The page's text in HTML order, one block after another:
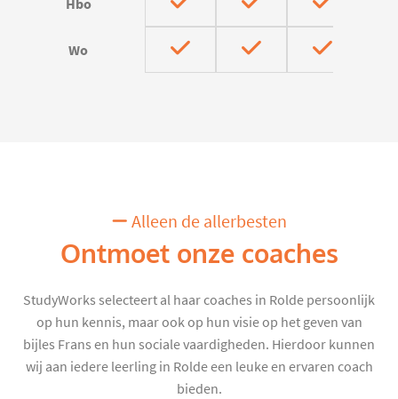
Hbo
Wo
Alleen de allerbesten
Ontmoet onze coaches
StudyWorks selecteert al haar coaches in Rolde persoonlijk
op hun kennis, maar ook op hun visie op het geven van
bijles Frans en hun sociale vaardigheden. Hierdoor kunnen
wij aan iedere leerling in Rolde een leuke en ervaren coach
bieden.